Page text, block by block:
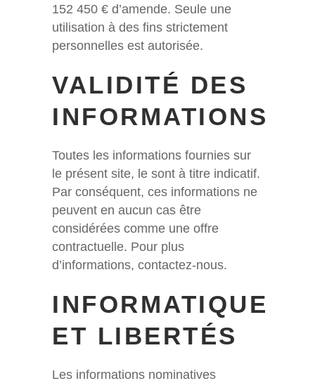
152 450 € d’amende. Seule une
utilisation à des fins strictement
personnelles est autorisée.
VALIDITÉ DES
INFORMATIONS
Toutes les informations fournies sur
le présent site, le sont à titre indicatif.
Par conséquent, ces informations ne
peuvent en aucun cas être
considérées comme une offre
contractuelle. Pour plus
d’informations, contactez-nous.
INFORMATIQUE
ET LIBERTÉS
Les informations nominatives